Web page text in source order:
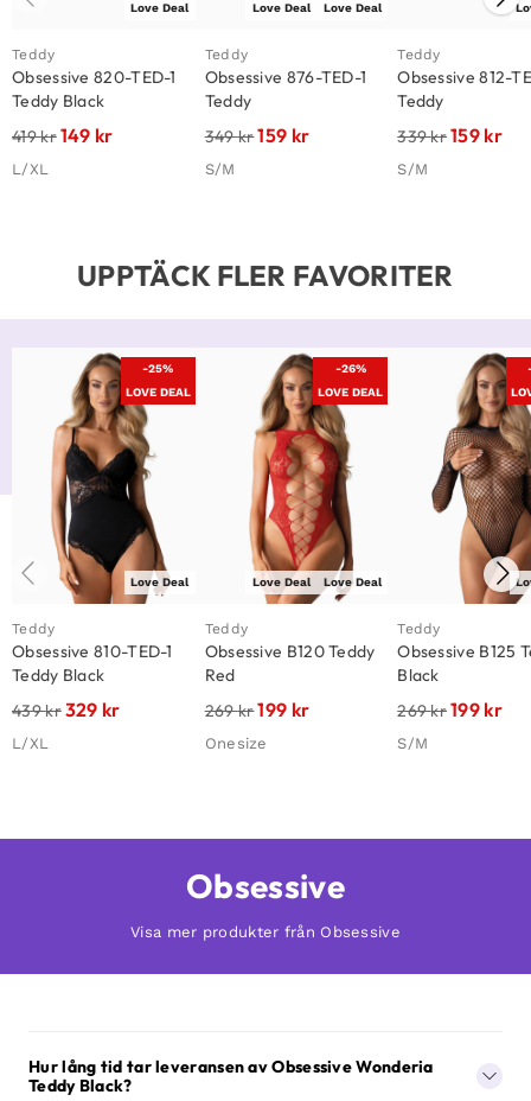
Love Deal
Teddy
Obsessive 820-TED-1
Teddy Black
419kr149 kr
L/XL
Love Deal
Love Deal
Teddy
Obsessive 876-TED-1
Teddy
349kr159 kr
S/M
Teddy
Obsessive 812-
Teddy
339kr159 kr
S/M
UPPTÄCK FLER FAVORITER
-25%
LOVE DEAL
Love Deal
Teddy
Obsessive 810-TED-1
Teddy Black
439kr329 kr
L/XL
-26%
LOVE DEAL
Love Deal
Love Deal
Teddy
Obsessive B120 Teddy
Red
269kr199 kr
Onesize
Teddy
Obsessive B125
Black
269kr199 kr
S/M
Obsessive
Visa mer produkter från Obsessive
Hur lång tid tar leveransen av Obsessive Wonderia
Teddy Black?